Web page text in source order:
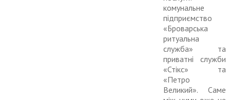
комунальне
підприємство
«Бро­варська
ритуальна
служба» та
приватні служби
«Стікс» та
«Петро
Великий». Саме